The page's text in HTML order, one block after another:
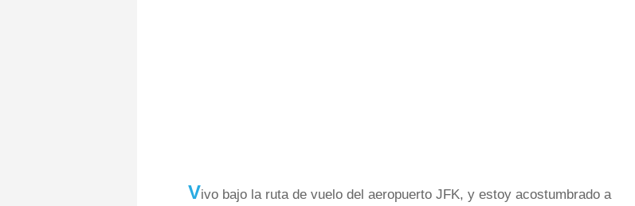
Vivo bajo la ruta de vuelo del aeropuerto JFK, y estoy acostumbrado a